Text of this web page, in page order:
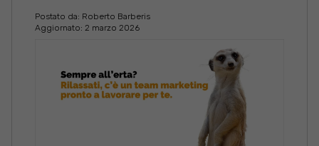
Postato da: Roberto Barberis
Aggiornato: 2 marzo 2026